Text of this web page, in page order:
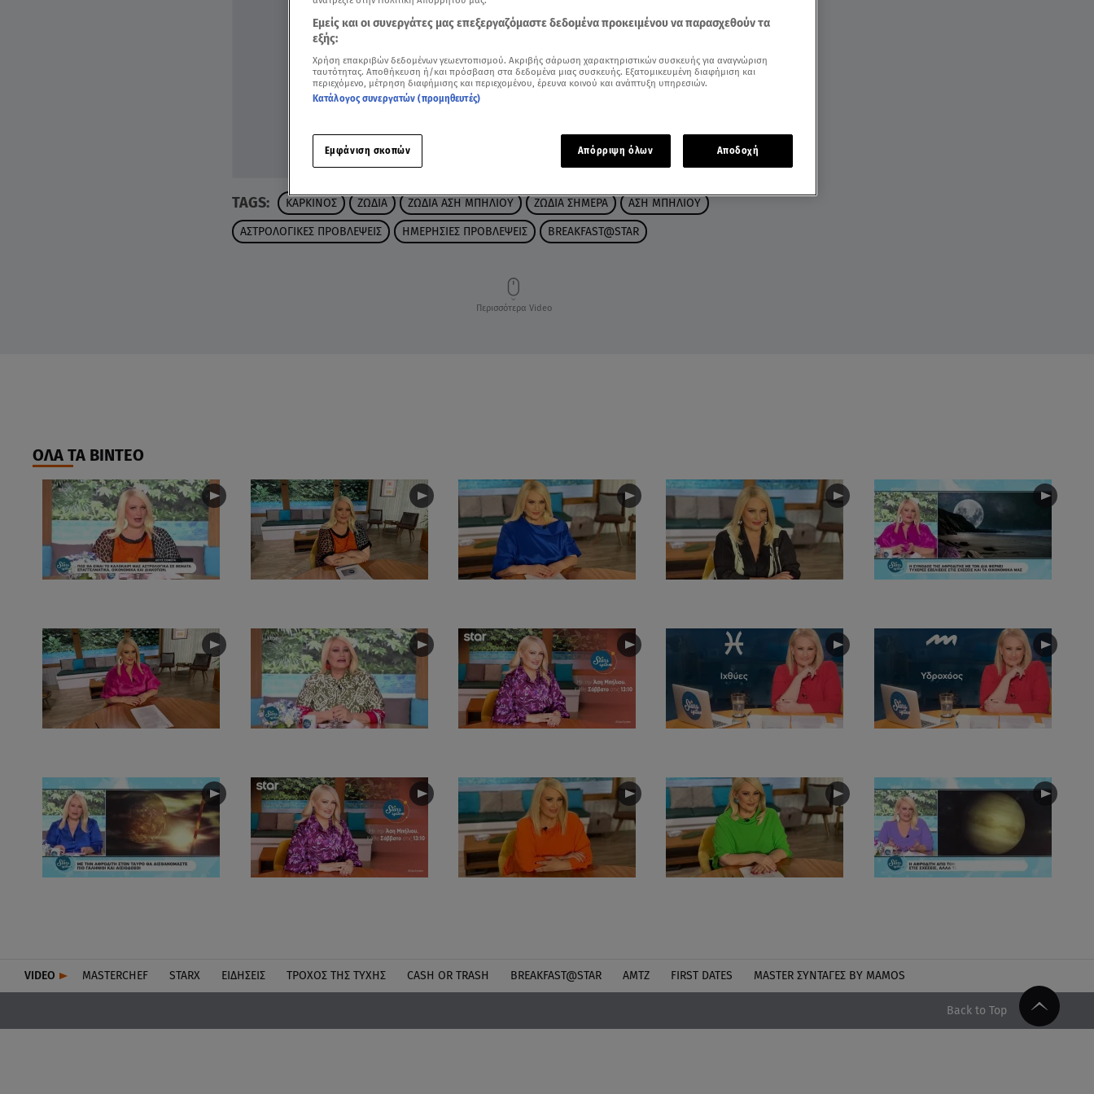
TAGS: ΚΑΡΚΙΝΟΣ ΖΩΔΙΑ ΖΩΔΙΑ ΑΣΗ ΜΠΗΛΙΟΥ ΖΩΔΙΑ ΣΗΜΕΡΑ ΑΣΗ ΜΠΗΛΙΟΥ
ΑΣΤΡΟΛΟΓΙΚΕΣ ΠΡΟΒΛΕΨΕΙΣ ΗΜΕΡΗΣΙΕΣ ΠΡΟΒΛΕΨΕΙΣ BREAKFAST@STAR
Περισσότερα Video
ΟΛΑ ΤΑ ΒΙΝΤΕΟ
VIDEO MASTERCHEF STARX ΕΙΔΉΣΕΙΣ ΤΡΟΧΌΣ ΤΗΣ ΤΎΧΗΣ CASH OR TRASH BREAKFAST@STAR ΑΜΤΖ FIRST DATES MASTER ΣΥΝΤΑΓΈΣ BY MAMOS
Back to Top
Εμείς και οι συνεργάτες μας επεξεργαζόμαστε δεδομένα προκειμένου να παρασχεθούν τα
εξής:
Χρήση επακριβών δεδομένων γεωεντοπισμού. Ακριβής σάρωση χαρακτηριστικών συσκευής για αναγνώριση
ταυτότητας. Αποθήκευση ή/και πρόσβαση στα δεδομένα μιας συσκευής. Εξατομικευμένη διαφήμιση και
περιεχόμενο, μέτρηση διαφήμισης και περιεχομένου, έρευνα κοινού και ανάπτυξη υπηρεσιών.
Κατάλογος συνεργατών (προμηθευτές)
Εμφάνιση σκοπών Απόρριψη όλων Αποδοχή